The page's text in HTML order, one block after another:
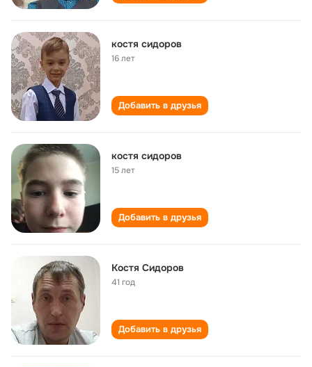
костя сидоров
16 лет
Добавить в друзья
костя сидоров
15 лет
Добавить в друзья
Костя Сидоров
41 год
Добавить в друзья